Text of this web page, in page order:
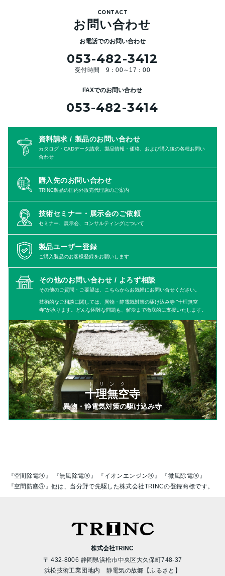
CONTACT
お問い合わせ
お電話でのお問い合わせ
053-482-3412
受付時間 9：00～17：00
FAXでのお問い合わせ
053-482-3414
資料請求 / 製品のお問い合わせ
カタログ・CADデータ請求、製品情報・価格、および購入後の各種お問い
合わせ
購入先のお問い合わせ
TRINC製品の国内外販売代理店のご案内
技術セミナー・展示会のご依頼
セミナー、展示会、コンサルティングについて
製品ユーザー登録
ご購入製品のお客様登録をお願いします
その他のお問い合わせ / よろず相談
その他のご質問・ご要望は、こちらからお気軽にお問い合せください。
技術的なご相談に関しては、異物・静電気対策の駆け込み寺 “十理無空
寺”が承ります。どんな困難な問題も、解決まで徹底的に支援いたします。
十理無空寺
トリンク
異物・静電気対策の駆け込み寺
『空間除電Ⓡ』 『無風除電Ⓡ』 『イオンエンジンⓇ』 『微風除電Ⓡ』
『空間防塵Ⓡ』他は、当分野で先駆した株式会社TRINCの登録商標です。
株式会社TRINC
〒 432-8006 静岡県浜松市中央区大久保町748-37
浜松技術工業団地内 静電気の故郷【ふるさと】